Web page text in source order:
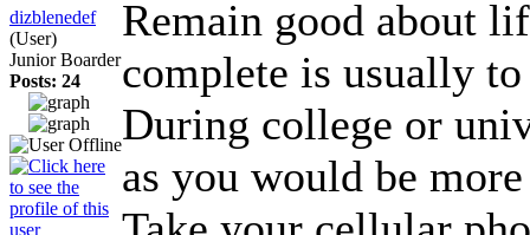
dizblenedef
(User)
Junior Boarder
Posts: 24
Remain good about
complete is usually
During college or
as you would be